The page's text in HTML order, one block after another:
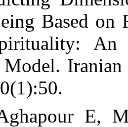
Well Being
and
Causal
2015;10(1):50.
7. 7.